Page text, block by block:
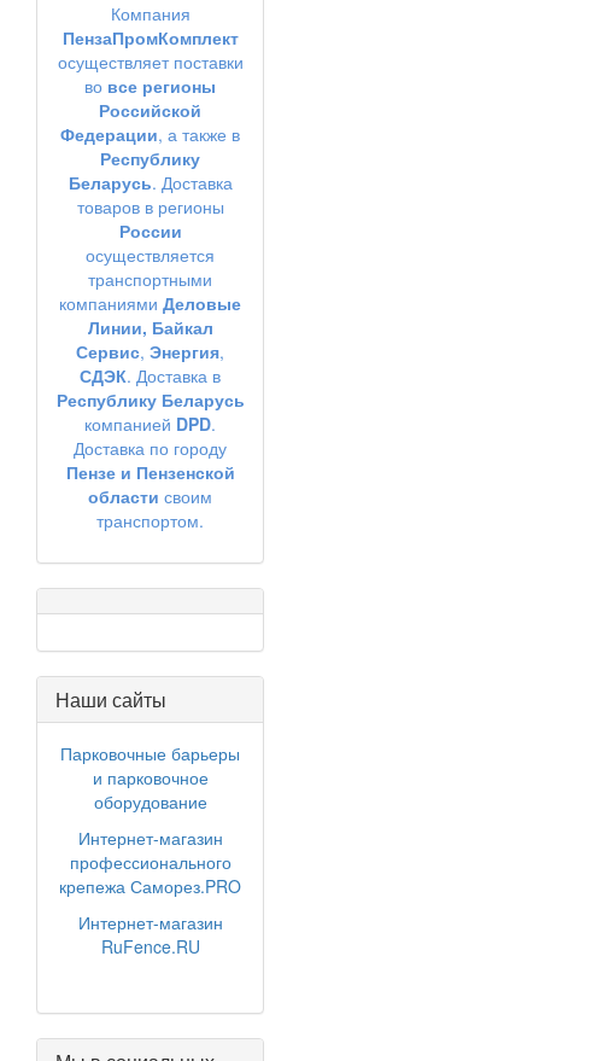
Компания
ПензаПромКомплект
осуществляет поставки
во все регионы
Российской
Федерации, а также в
Республику
Беларусь. Доставка
товаров в регионы
России
осуществляется
транспортными
компаниями Деловые
Линии, Байкал
Сервис, Энергия,
СДЭК. Доставка в
Республику Беларусь
компанией DPD.
Доставка по городу
Пензе и Пензенской
области своим
транспортом.
Наши сайты
Парковочные барьеры
и парковочное
оборудование
Интернет-магазин
профессионального
крепежа Саморез.PRO
Интернет-магазин
RuFence.RU